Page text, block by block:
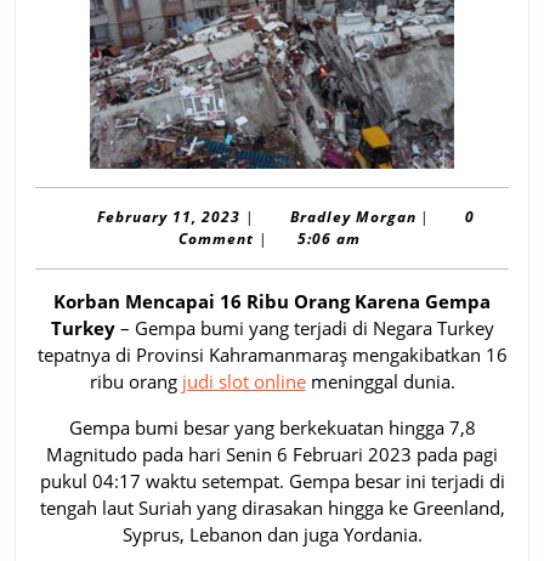
February 11, 2023February
11,
| Bradley MorganBradley
|
0
Comment | 5:06 am
Korban Mencapai 16 Ribu Orang Karena Gempa
Turkey – Gempa bumi yang terjadi di Negara Turkey
tepatnya di Provinsi Kahramanmaraş mengakibatkan 16
ribu orang judi slot onlinemeninggal dunia.
Gempa bumi besar yang berkekuatan hingga 7,8
Magnitudo pada hari Senin 6 Februari 2023 pada pagi
pukul 04:17 waktu setempat. Gempa besar ini terjadi di
tengah laut Suriah yang dirasakan hingga ke Greenland,
Syprus, Lebanon dan juga Yordania.